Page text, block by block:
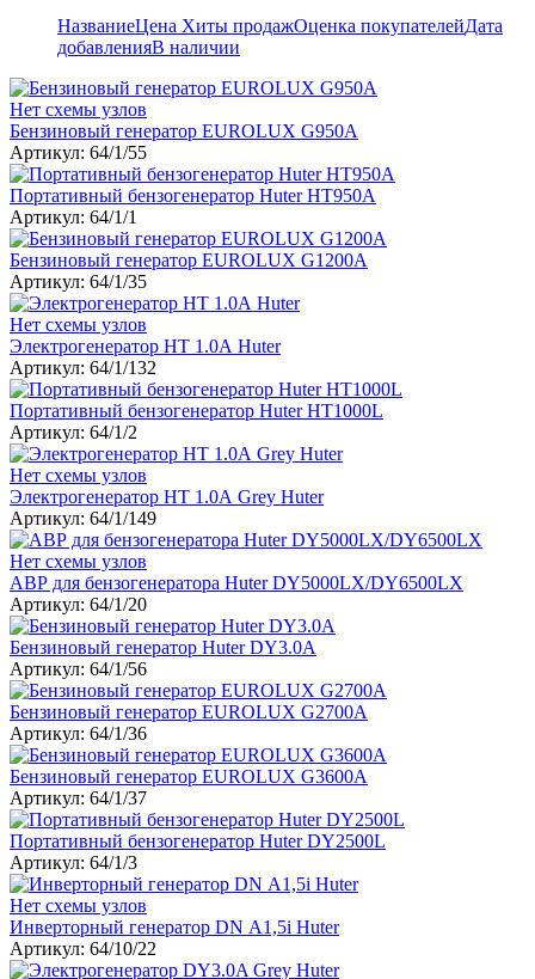
НазваниеЦена Хиты продажОценка покупателейДата
добавленияВ наличии
Нет схемы узлов
Бензиновый генератор EUROLUX G950A
Артикул: 64/1/55
Портативный бензогенератор Huter HT950A
Артикул: 64/1/1
Бензиновый генератор EUROLUX G1200A
Артикул: 64/1/35
Нет схемы узлов
Электрогенератор HT 1.0А Huter
Артикул: 64/1/132
Портативный бензогенератор Huter HT1000L
Артикул: 64/1/2
Нет схемы узлов
Электрогенератор HT 1.0А Grey Huter
Артикул: 64/1/149
Нет схемы узлов
АВР для бензогенератора Huter DY5000LX/DY6500LX
Артикул: 64/1/20
Бензиновый генератор Huter DY3.0A
Артикул: 64/1/56
Бензиновый генератор EUROLUX G2700A
Артикул: 64/1/36
Бензиновый генератор EUROLUX G3600A
Артикул: 64/1/37
Портативный бензогенератор Huter DY2500L
Артикул: 64/1/3
Нет схемы узлов
Инверторный генератор DN А1,5i Huter
Артикул: 64/10/22